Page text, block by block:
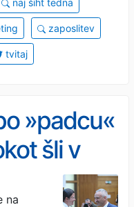
zaposlitev
tvitaj
»padcu«
šli v
na